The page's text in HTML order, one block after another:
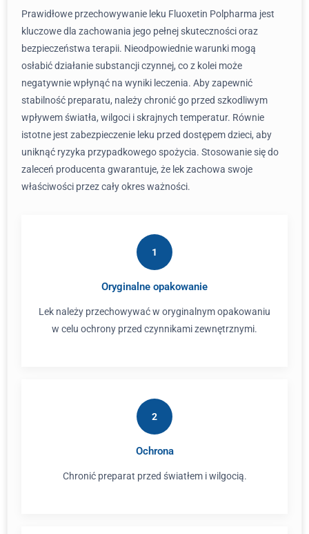
Prawidłowe przechowywanie leku Fluoxetin Polpharma jest
kluczowe dla zachowania jego pełnej skuteczności oraz
bezpieczeństwa terapii. Nieodpowiednie warunki mogą
osłabić działanie substancji czynnej, co z kolei może
negatywnie wpłynąć na wyniki leczenia. Aby zapewnić
stabilność preparatu, należy chronić go przed szkodliwym
wpływem światła, wilgoci i skrajnych temperatur. Równie
istotne jest zabezpieczenie leku przed dostępem dzieci, aby
uniknąć ryzyka przypadkowego spożycia. Stosowanie się do
zaleceń producenta gwarantuje, że lek zachowa swoje
właściwości przez cały okres ważności.
1
Oryginalne opakowanie
Lek należy przechowywać w oryginalnym opakowaniu
w celu ochrony przed czynnikami zewnętrznymi.
2
Ochrona
Chronić preparat przed światłem i wilgocią.